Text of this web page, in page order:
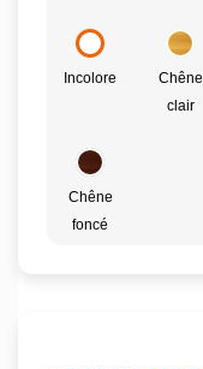
Incolore
Chêne
clair
Chêne
foncé